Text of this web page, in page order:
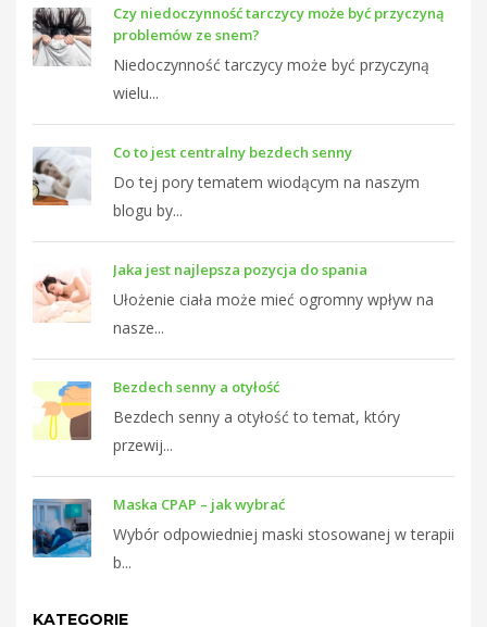
Czy niedoczynność tarczycy może być przyczyną
problemów ze snem?
Niedoczynność tarczycy może być przyczyną
wielu...
Co to jest centralny bezdech senny
Do tej pory tematem wiodącym na naszym
blogu by...
Jaka jest najlepsza pozycja do spania
Ułożenie ciała może mieć ogromny wpływ na
nasze...
Bezdech senny a otyłość
Bezdech senny a otyłość to temat, który
przewij...
Maska CPAP – jak wybrać
Wybór odpowiedniej maski stosowanej w terapii
b...
KATEGORIE